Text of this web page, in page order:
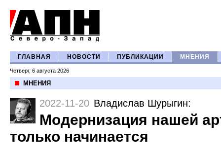
ГЛАВНАЯ НОВОСТИ ПУБЛИКАЦИИ МНЕНИЯ
Четверг, 6 августа 2026
МНЕНИЯ
2022-11-20 Владислав Шурыгин:
Модернизация нашей
только начинается